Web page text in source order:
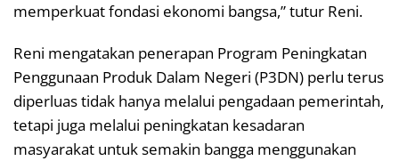
memperkuat fondasi ekonomi bangsa,” tutur Reni.
Reni mengatakan penerapan Program Peningkatan
Penggunaan Produk Dalam Negeri (P3DN) perlu terus
diperluas tidak hanya melalui pengadaan pemerintah,
tetapi juga melalui peningkatan kesadaran
masyarakat untuk semakin bangga menggunakan